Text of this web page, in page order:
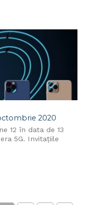
2020
12 în data de 13
5G. Invitațiile